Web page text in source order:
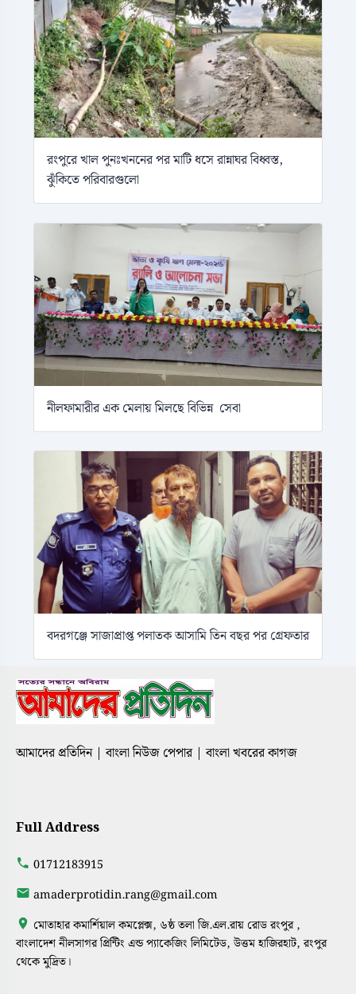
রংপুরে খাল পুনঃখননের পর মাটি ধসে রান্নাঘর বিধ্বস্ত,
ঝুঁকিতে পরিবারগুলো
নীলফামারীর এক মেলায় মিলছে বিভিন্ন সেবা
বদরগঞ্জে সাজাপ্রাপ্ত পলাতক আসামি তিন বছর পর গ্রেফতার
আমাদের প্রতিদিন | বাংলা নিউজ পেপার | বাংলা খবরের কাগজ
Full Address
01712183915
amaderprotidin.rang@gmail.com
মোতাহার কমার্শিয়াল কমপ্লেক্স, ৬ষ্ঠ তলা জি.এল.রায় রোড রংপুর ,
বাংলাদেশ নীলসাগর প্রিন্টিং এন্ড প্যাকেজিং লিমিটেড, উত্তম হাজিরহাট, রংপুর
থেকে মুদ্রিত।